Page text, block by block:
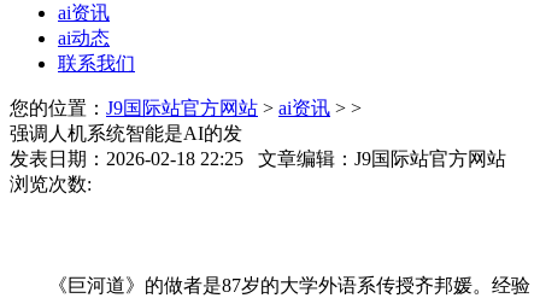
ai资讯
ai动态
联系我们
您的位置： J9国际站官方网站 > ai资讯 > >
强调人机系统智能是AI的发
发表日期：2026-02-18 22:25 文章编辑：J9国际站官方网站
浏览次数:
《巨河道》的做者是87岁的大学外语系传授齐邦媛。经验